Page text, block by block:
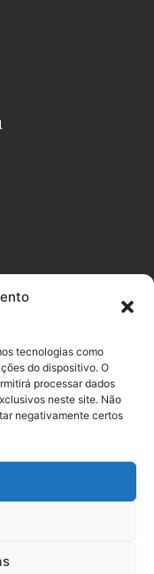
tecnologias como
do dispositivo. O
processar dados
neste site. Não
negativamente certos